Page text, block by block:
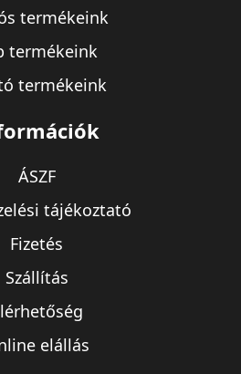
termékeink
termékeink
termékeink
ÁSZF
tájékoztató
Fizetés
Szállítás
elállás